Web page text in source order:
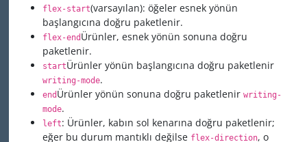
flex-start(varsayılan): öğeler esnek yönün
başlangıcına doğru paketlenir.
flex-end Ürünler, esnek yönün sonuna doğru
paketlenir.
startÜrünler yönün başlangıcına doğru paketlenir
writing-mode.
end Ürünler yönün sonuna doğru paketlenir writing-
mode.
left: Ürünler, kabın sol kenarına doğru paketlenir;
eğer bu durum mantıklı değilse flex-direction, o